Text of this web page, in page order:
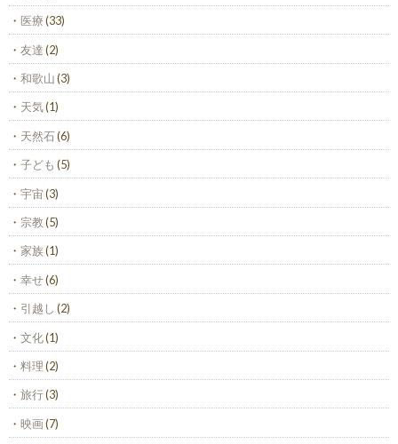
医療(33)
友達(2)
和歌山(3)
天気(1)
天然石(6)
子ども (5)
宇宙(3)
宗教(5)
家族(1)
幸せ(6)
引越し (2)
文化(1)
料理(2)
旅行(3)
映画(7)